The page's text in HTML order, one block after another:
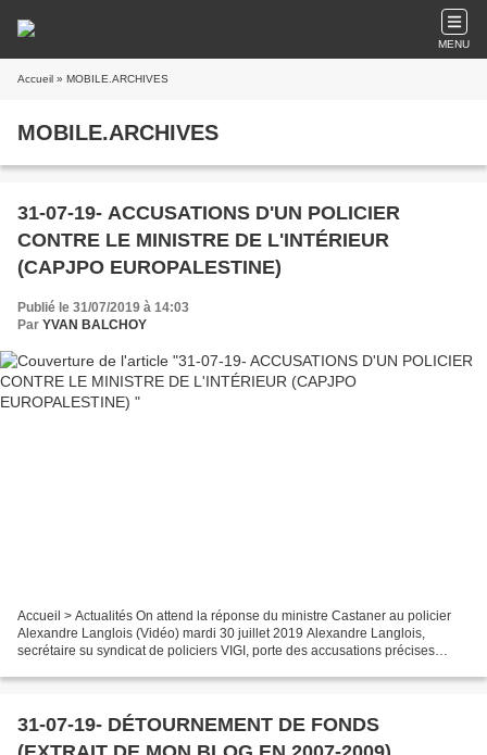
MENU
Accueil » MOBILE.ARCHIVES
MOBILE.ARCHIVES
31-07-19- ACCUSATIONS D'UN POLICIER
CONTRE LE MINISTRE DE L'INTÉRIEUR
(CAPJPO EUROPALESTINE)
Publié le 31/07/2019 à 14:03
Par YVAN BALCHOY
Accueil > Actualités On attend la réponse du ministre Castaner au policier
Alexandre Langlois (Vidéo) mardi 30 juillet 2019 Alexandre Langlois,
secrétaire su syndicat de policiers VIGI, porte des accusations précises
31-07-19- DÉTOURNEMENT DE FONDS